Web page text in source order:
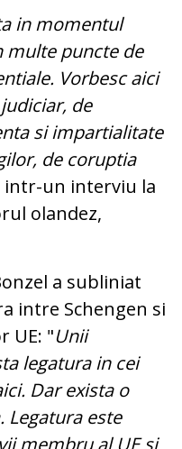
in momentul
multe puncte de
Vorbesc aici
de
si impartialitate
de coruptia
intr-un interviu la
olandez,
a subliniat
intre Schengen si
UE: "Unii
legatura in cei
Dar exista o
Legatura este